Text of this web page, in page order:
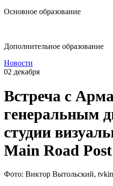
Основное образование
Дополнительное образование
Новости
02 декабря
Встреча c
генеральным
студии
Main Road Post
Фото: Виктор Вытольский,